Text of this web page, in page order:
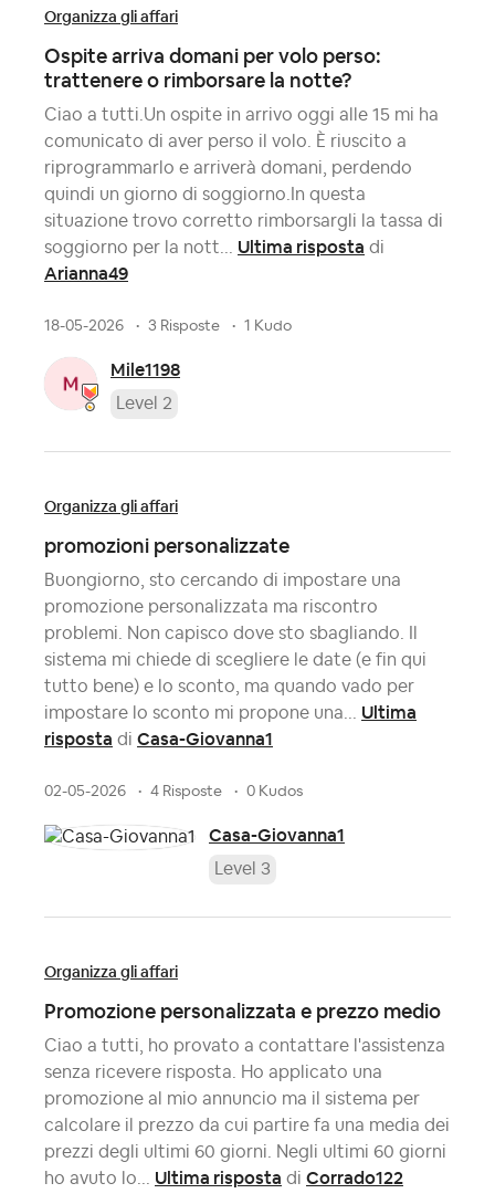
Organizza gli affari
Ospite arriva domani per volo perso:
trattenere o rimborsare la notte?
Ciao a tutti.Un ospite in arrivo oggi alle 15 mi ha
comunicato di aver perso il volo. È riuscito a
riprogrammarlo e arriverà domani, perdendo
quindi un giorno di soggiorno.​In questa
situazione trovo corretto rimborsargli la tassa di
soggiorno per la nott... Ultima risposta di
Arianna49
18-05-2026 3 Risposte 1 Kudo
Mile1198
Level 2
Organizza gli affari
promozioni personalizzate
Buongiorno, sto cercando di impostare una
promozione personalizzata ma riscontro
problemi. Non capisco dove sto sbagliando. Il
sistema mi chiede di scegliere le date (e fin qui
tutto bene) e lo sconto, ma quando vado per
impostare lo sconto mi propone una... Ultima
risposta di Casa-Giovanna1
02-05-2026 4 Risposte 0 Kudos
Casa-Giovanna1
Level 3
Organizza gli affari
Promozione personalizzata e prezzo medio
Ciao a tutti, ho provato a contattare l'assistenza
senza ricevere risposta. Ho applicato una
promozione al mio annuncio ma il sistema per
calcolare il prezzo da cui partire fa una media dei
prezzi degli ultimi 60 giorni. Negli ultimi 60 giorni
ho avuto lo... Ultima risposta di Corrado122